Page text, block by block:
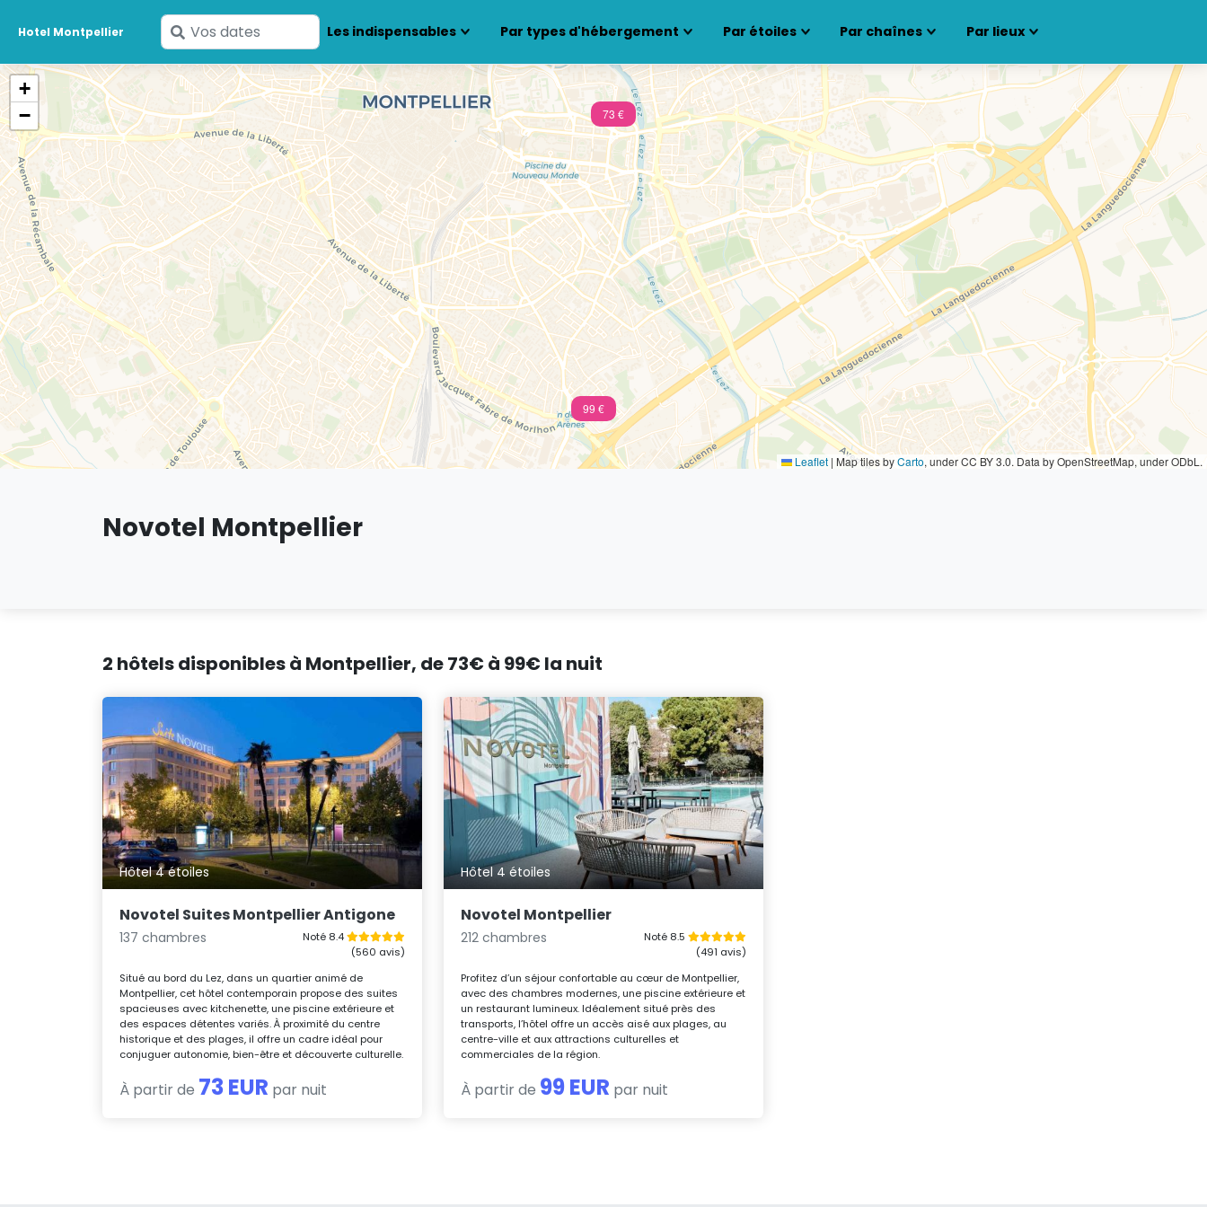
Hotel Montpellier
Saisissez
vos
dates
Les indispensables Par types d'hébergement Par étoiles Par chaînes Par lieux
73 €
99 €
+
−
Leaflet | Map tiles byCarto, under CC BY 3.0. Data by OpenStreetMap, under ODbL.
Novotel Montpellier
2 hôtels disponibles à Montpellier, de 73€ à 99€ la nuit
Hôtel 4 étoiles
Novotel Suites Montpellier Antigone
137 chambres
Noté 8.4
(560 avis)
Situé au bord du Lez, dans un quartier animé de
Montpellier, cet hôtel contemporain propose des suites
spacieuses avec kitchenette, une piscine extérieure et
des espaces détentes variés. À proximité du centre
historique et des plages, il offre un cadre idéal pour
conjuguer autonomie, bien-être et découverte culturelle.
À partir de 73 EUR par nuit
Hôtel 4 étoiles
Novotel Montpellier
212 chambres
Noté 8.5
(491 avis)
Profitez d’un séjour confortable au cœur de Montpellier,
avec des chambres modernes, une piscine extérieure et
un restaurant lumineux. Idéalement situé près des
transports, l’hôtel offre un accès aisé aux plages, au
centre-ville et aux attractions culturelles et
commerciales de la région.
À partir de 99 EUR par nuit